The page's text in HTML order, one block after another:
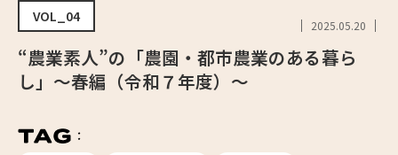
VOL_04
2025.05.20
“農業素人”の「農園・都市農業のある暮ら
し」〜春編（令和７年度）〜